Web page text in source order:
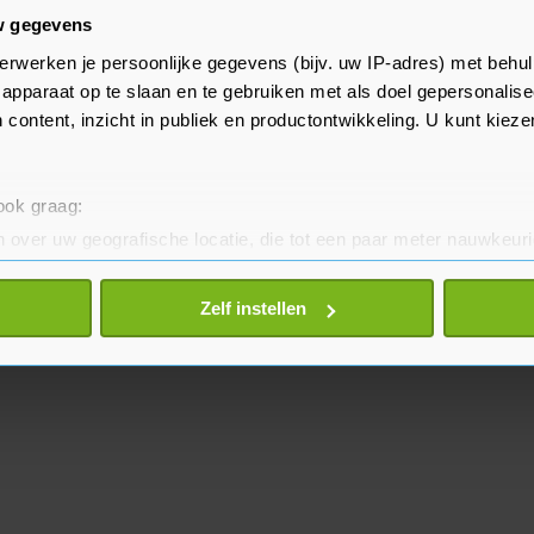
gegevens
je persoonlijke gegevens (bijv. uw IP-adres) met
op te slaan en te gebruiken met als doel
content, inzicht in publiek en productontwikkeling. U kunt
graag:
over uw geografische locatie, die tot een paar meter
door het actief te scannen op specifieke eigenschappen
gegevens worden verwerkt en stel uw voorkeuren in het
of intrekken in de Cookieverklaring.
Zelf instellen
begon om 09.00 uur.
van omliggende gemeentes en
DCMR en